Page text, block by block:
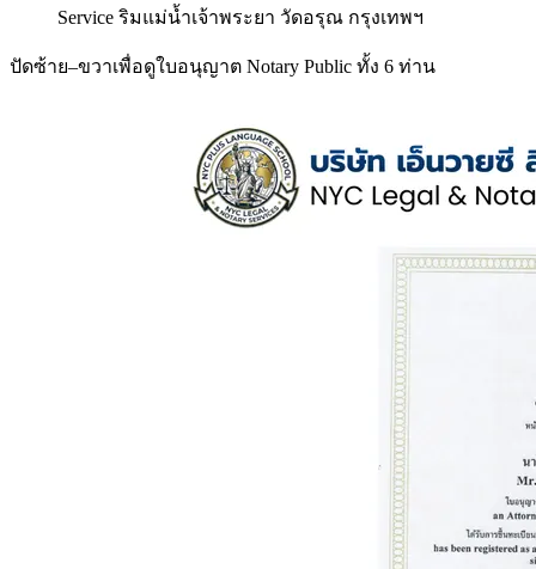
Service ริมแม่น้ำเจ้าพระยา วัดอรุณ กรุงเทพฯ
ปัดซ้าย–ขวาเพื่อดูใบอนุญาต Notary Public ทั้ง 6 ท่าน